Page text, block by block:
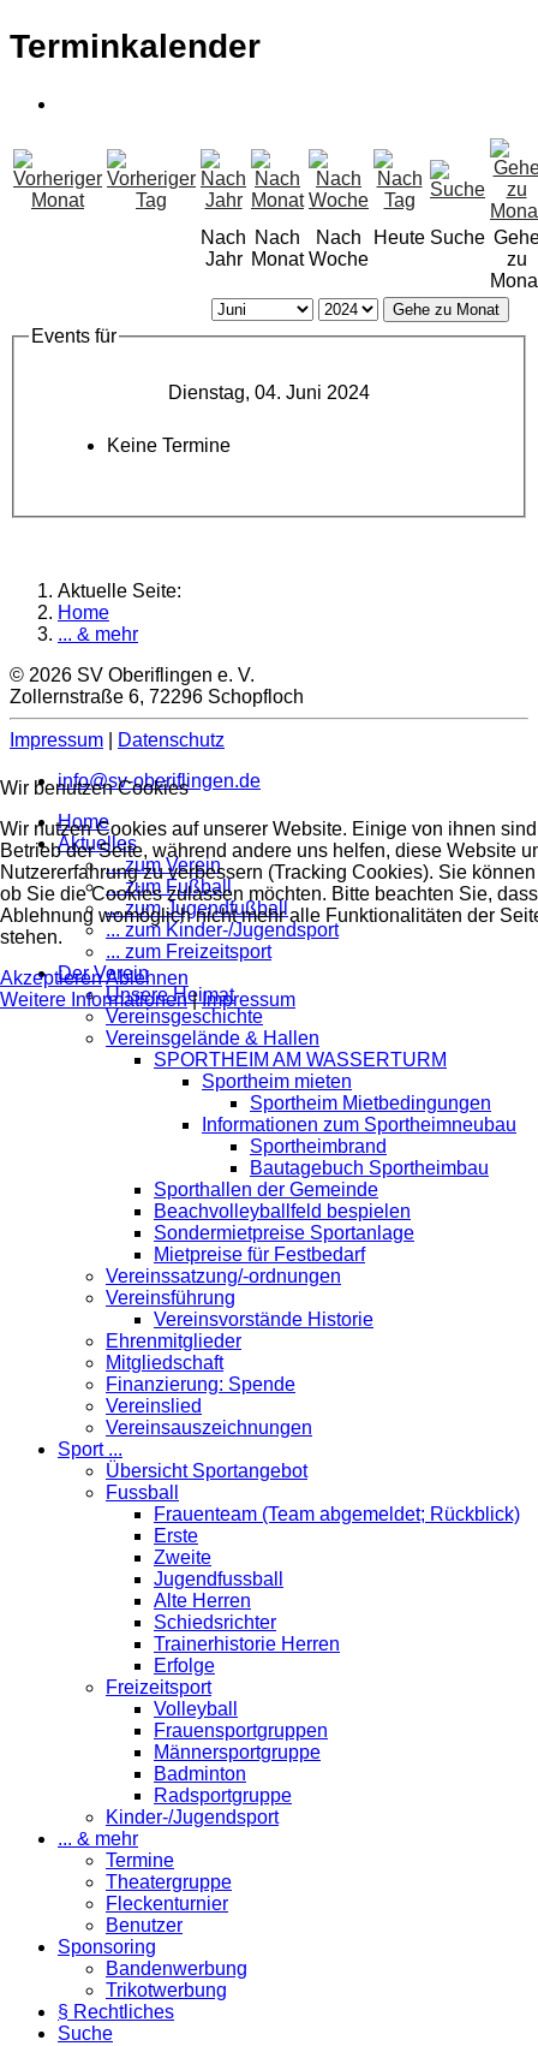
Terminkalender
Nach
Jahr
Nach
Monat
Nach
Woche
Heute Suche
zu
Gehe zu Monat
Events für
Dienstag, 04. Juni 2024
Keine Termine
Aktuelle Seite:
Home
... & mehr
© 2026 SV Oberiflingen e. V.
Zollernstraße 6, 72296 Schopfloch
Impressum
Datenschutz
info@sv-oberiflingen.de
Home
Aktuelles
... zum Verein
... zum Fußball
... zum Jugendfußball
... zum Kinder-/Jugendsport
... zum Freizeitsport
Der Verein
Unsere Heimat
Vereinsgeschichte
Vereinsgelände & Hallen
SPORTHEIM AM WASSERTURM
Sportheim mieten
Sportheim Mietbedingungen
Informationen zum Sportheimneubau
Sportheimbrand
Bautagebuch Sportheimbau
Sporthallen der Gemeinde
Beachvolleyballfeld bespielen
Sondermietpreise Sportanlage
Mietpreise für Festbedarf
Vereinssatzung/-ordnungen
Vereinsführung
Vereinsvorstände Historie
Ehrenmitglieder
Mitgliedschaft
Finanzierung: Spende
Vereinslied
Vereinsauszeichnungen
Sport ...
Übersicht Sportangebot
Fussball
Frauenteam (Team abgemeldet; Rückblick)
Erste
Zweite
Jugendfussball
Alte Herren
Schiedsrichter
Trainerhistorie Herren
Erfolge
Freizeitsport
Volleyball
Frauensportgruppen
Männersportgruppe
Badminton
Radsportgruppe
Kinder-/Jugendsport
... & mehr
Termine
Theatergruppe
Fleckenturnier
Benutzer
Sponsoring
Bandenwerbung
Trikotwerbung
§ Rechtliches
Suche
Wir benutzen Cookies
Wir nutzen Cookies auf unserer Website. Einige von ihnen
Betrieb der Seite, während andere uns helfen, diese Website
Nutzererfahrung zu verbessern (Tracking Cookies). Sie
ob Sie die Cookies zulassen möchten. Bitte beachten Sie,
Ablehnung womöglich nicht mehr alle Funktionalitäten der
stehen.
AkzeptierenAblehnen
Weitere Informationen|Impressum